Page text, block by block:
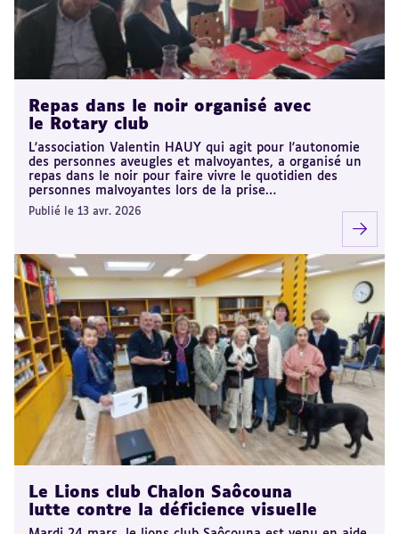
Repas dans le noir organisé avec
le Rotary club
L'association Valentin HAUY qui agit pour l'autonomie
des personnes aveugles et malvoyantes, a organisé un
repas dans le noir pour faire vivre le quotidien des
personnes malvoyantes lors de la prise…
Publié le 13 avr. 2026
Le Lions club Chalon Saôcouna
lutte contre la déficience visuelle